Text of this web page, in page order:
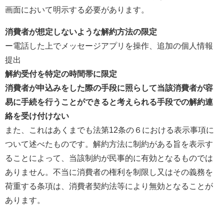
画面において明示する必要があります。
消費者が想定しないような解約方法の限定
ー電話した上でメッセージアプリを操作、追加の個人情報
提出
解約受付を特定の時間帯に限定
消費者が申込みをした際の手段に照らして当該消費者が容
易に手続を行うことができると考えられる手段での解約連
絡を受け付けない
また、これはあくまでも法第12条の６における表示事項に
ついて述べたものです。解約方法に制約がある旨を表示す
ることによって、当該制約が民事的に有効となるものでは
ありません。不当に消費者の権利を制限し又はその義務を
荷重する条項は、消費者契約法等により無効となることが
あります。